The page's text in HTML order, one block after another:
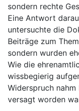
sondern rechte
Eine Antwort
untersuchte die
Beiträge zum
sondern wurden
Wie die
wissbegierig
Widerspruch
versagt worden